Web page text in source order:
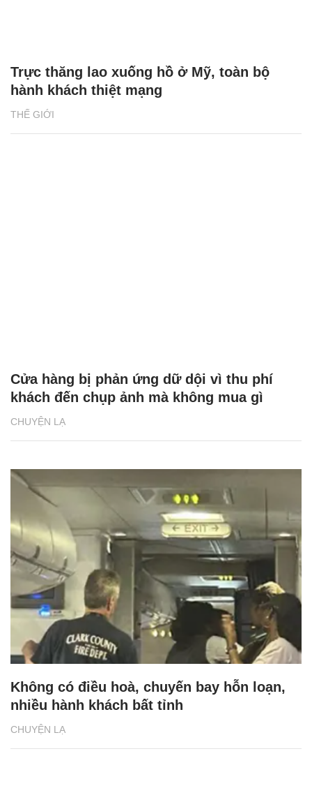
THẾ GIỚI
Trực thăng lao xuống hồ ở Mỹ, toàn bộ
hành khách thiệt mạng
CHUYỆN LẠ
Cửa hàng bị phản ứng dữ dội vì thu phí
khách đến chụp ảnh mà không mua gì
CHUYỆN LẠ
Không có điều hoà, chuyến bay hỗn loạn,
nhiều hành khách bất tỉnh